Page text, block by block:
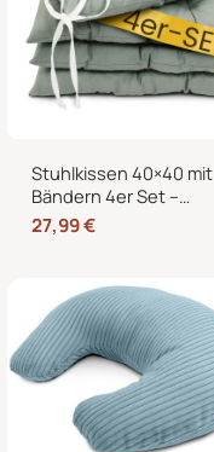
Stuhlkissen 40×40 mit
Bändern 4er Set –
Sitzkissen für Indoor &
Outdoor
27,99€